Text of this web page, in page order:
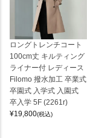
ロングトレンチコート
100cm丈 キルティング
ライナー付 レディース
Filomo 撥水加工 卒業式
卒園式 入学式 入園式
卒入学 5F (2261r)
¥19,800(税込)